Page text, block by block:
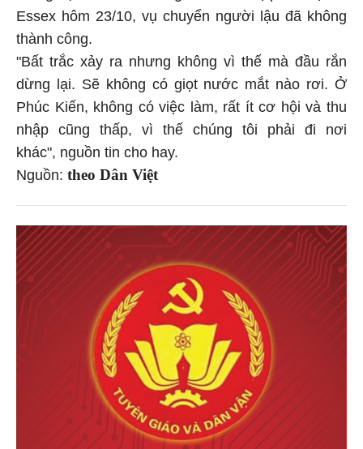
Essex hôm 23/10, vụ chuyển người lậu đã không
thành công.
"Bất trắc xảy ra nhưng không vì thế mà đầu rắn
dừng lại. Sẽ không có giọt nước mắt nào rơi. Ở
Phúc Kiến, không có việc làm, rất ít cơ hội và thu
nhập cũng thấp, vì thế chúng tôi phải đi nơi
khác", nguồn tin cho hay.
Nguồn: theo Dân Việt